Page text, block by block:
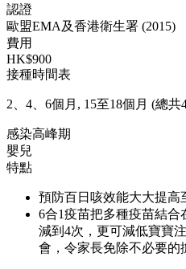
認證
歐盟EMA及香港衛生署 (2015)
費用
HK$900
接種時間表
2、4、6個月, 15至18個月 (總共
感染高峰期
嬰兒
特點
預防百日咳效能大大提高
6合1疫苗把多種疫苗結合
減到4次，更可減低寶寶
會，令家長免除不必要的